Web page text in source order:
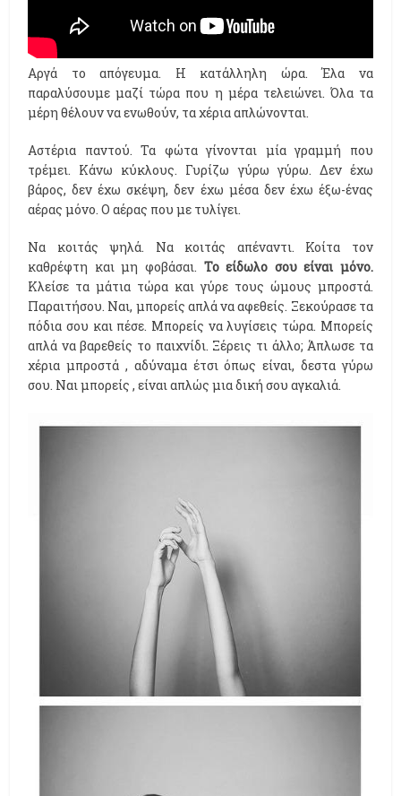
Αργά το απόγευμα. Η κατάλληλη ώρα. Έλα να
παραλύσουμε μαζί τώρα που η μέρα τελειώνει. Όλα τα
μέρη θέλουν να ενωθούν, τα χέρια απλώνονται.
Αστέρια παντού. Τα φώτα γίνονται μία γραμμή που
τρέμει. Κάνω κύκλους. Γυρίζω γύρω γύρω. Δεν έχω
βάρος, δεν έχω σκέψη, δεν έχω μέσα δεν έχω έξω-ένας
αέρας μόνο. Ο αέρας που με τυλίγει.
Να κοιτάς ψηλά. Να κοιτάς απέναντι. Κοίτα τον
καθρέφτη και μη φοβάσαι. Το είδωλο σου είναι μόνο.
Κλείσε τα μάτια τώρα και γύρε τους ώμους μπροστά.
Παραιτήσου. Ναι, μπορείς απλά να αφεθείς. Ξεκούρασε τα
πόδια σου και πέσε. Μπορείς να λυγίσεις τώρα. Μπορείς
απλά να βαρεθείς το παιχνίδι. Ξέρεις τι άλλο; Άπλωσε τα
χέρια μπροστά , αδύναμα έτσι όπως είναι, δεστα γύρω
σου. Ναι μπορείς , είναι απλώς μια δική σου αγκαλιά.